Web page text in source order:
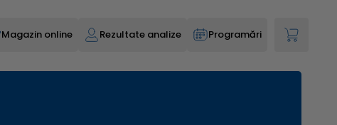
Magazin online Rezultate analize Programări